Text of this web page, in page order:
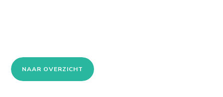
NAAR OVERZICHT